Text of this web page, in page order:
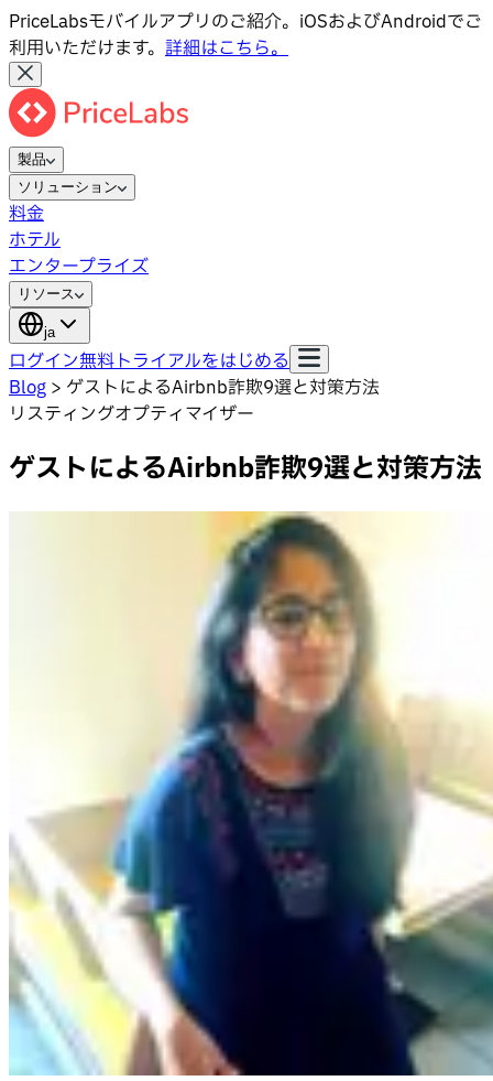
PriceLabsモバイルアプリのご紹介。iOSおよびAndroidでご
利用いただけます。 詳細はこちら。
製品
ソリューション
料金
ホテル
エンタープライズ
リソース
ja
ログイン無料トライアルをはじめる
Blog > ゲストによるAirbnb詐欺9選と対策方法
リスティングオプティマイザー
ゲストによるAirbnb詐欺9選と対策方法